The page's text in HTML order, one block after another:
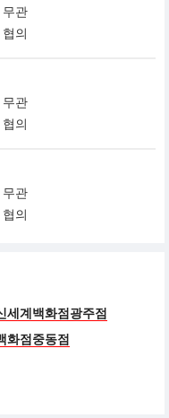
무관
협의
무관
협의
무관
협의
세계백화점광주점
화점중동점